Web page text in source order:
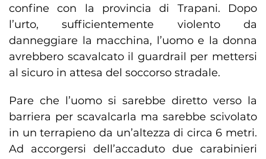
confine con la provincia di Trapani. Dopo
l’urto, sufficientemente violento da
danneggiare la macchina, l’uomo e la donna
avrebbero scavalcato il guardrail per mettersi
al sicuro in attesa del soccorso stradale.
Pare che l’uomo si sarebbe diretto verso la
barriera per scavalcarla ma sarebbe scivolato
in un terrapieno da un’altezza di circa 6 metri.
Ad accorgersi dell’accaduto due carabinieri